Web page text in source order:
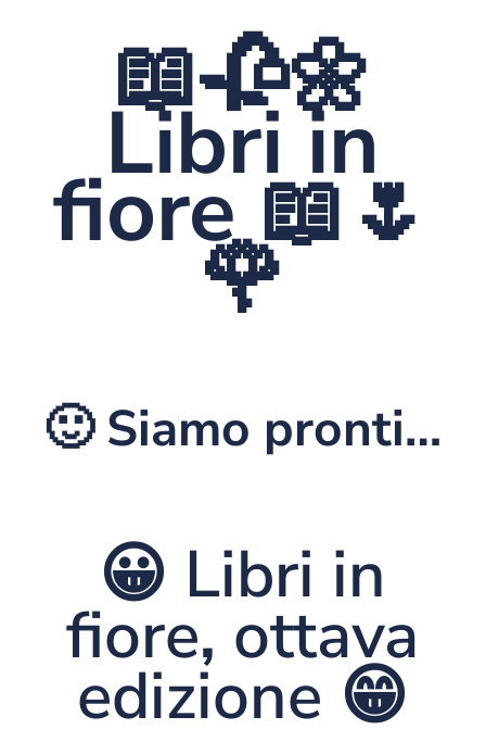
📖🥀🌼
Libri in
fiore 📖🌷
🌹
🙂 Siamo pronti…
😀 Libri in
fiore, ottava
edizione 😁